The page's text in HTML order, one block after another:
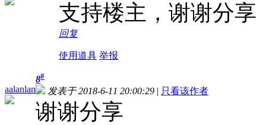
支持楼主，谢谢分享
回复
使用道具 举报
aalanlan
8#
发表于 2018-6-11 20:00:29 | 只看该作者
谢谢分享